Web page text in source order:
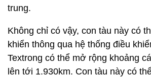
trung.
Không chỉ có vậy, con tàu này có
khiển thông qua hệ thống điều
Textrong có thể mở rộng khoảng
lên tới 1.930km. Con tàu này có